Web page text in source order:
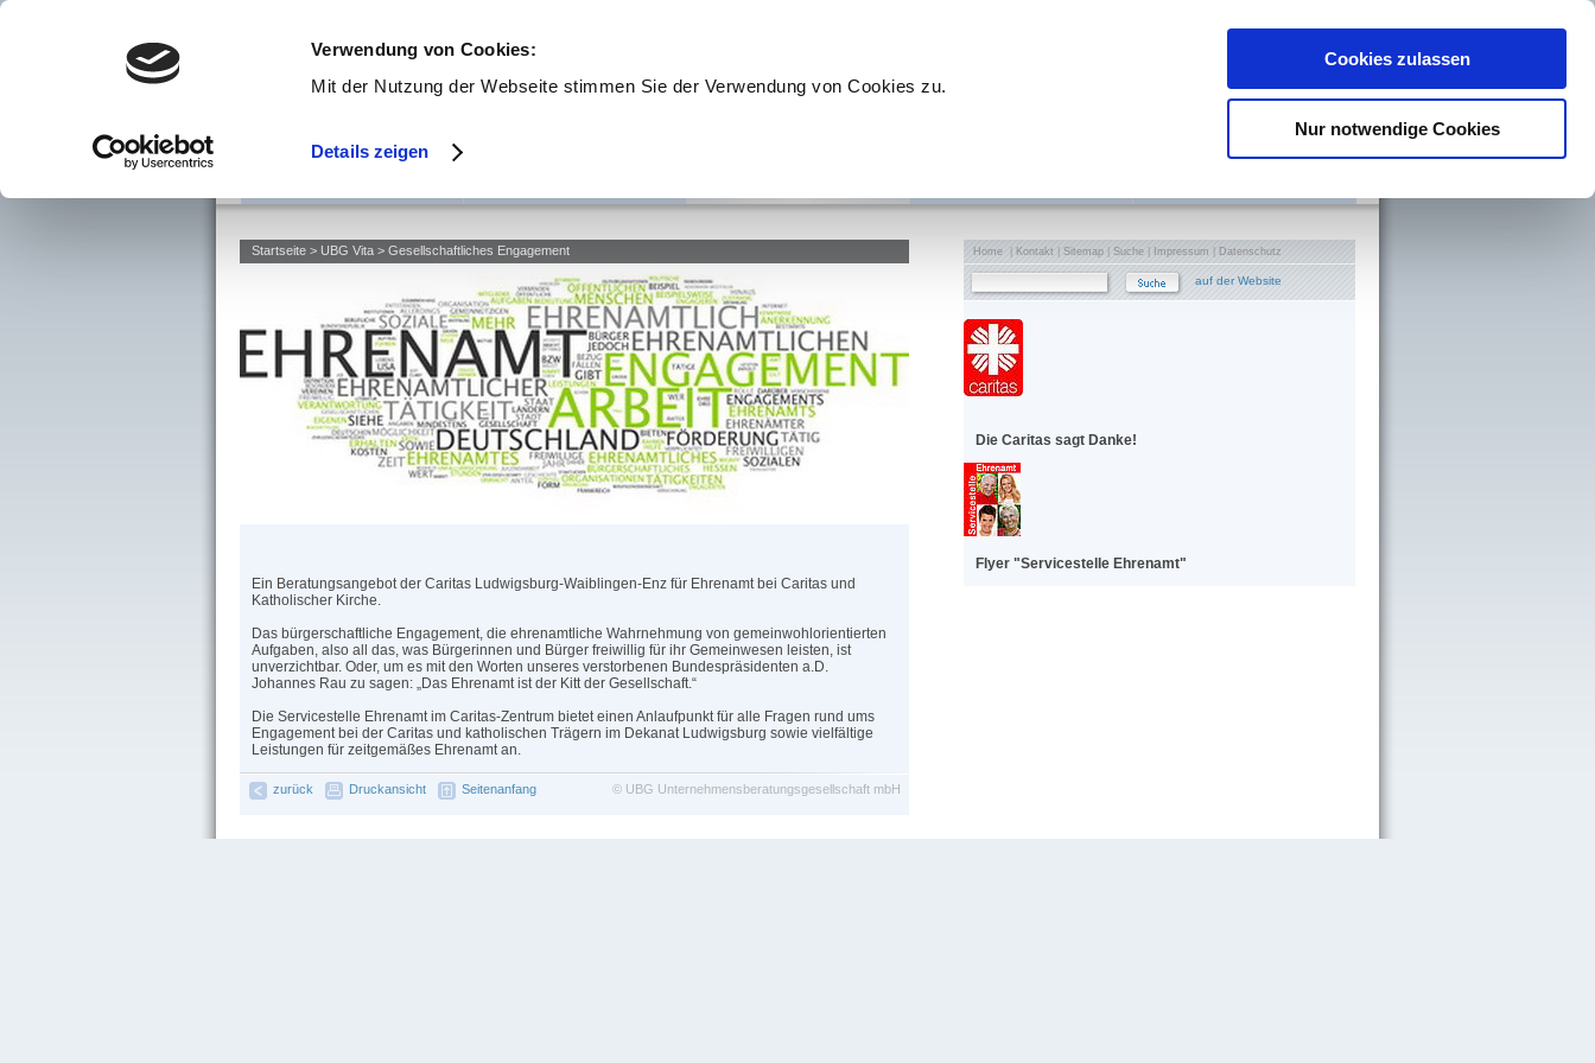
Verwendung von Cookies:
Mit der Nutzung der Webseite stimmen Sie der Verwendung von Cookies zu.
Details zeigen
Cookies zulassen
Nur notwendige Cookies
Startseite> UBG Vita> Gesellschaftliches Engagement
Ein Beratungsangebot der Caritas Ludwigsburg-Waiblingen-Enz für Ehrenamt bei Caritas und
Katholischer Kirche.
Das bürgerschaftliche Engagement, die ehrenamtliche Wahrnehmung von gemeinwohlorientierten
Aufgaben, also all das, was Bürgerinnen und Bürger freiwillig für ihr Gemeinwesen leisten, ist
unverzichtbar. Oder, um es mit den Worten unseres verstorbenen Bundespräsidenten a.D.
Johannes Rau zu sagen: „Das Ehrenamt ist der Kitt der Gesellschaft.“
Die Servicestelle Ehrenamt im Caritas-Zentrum bietet einen Anlaufpunkt für alle Fragen rund ums
Engagement bei der Caritas und katholischen Trägern im Dekanat Ludwigsburg sowie vielfältige
Leistungen für zeitgemäßes Ehrenamt an.
© UBG Unternehmensberatungsgesellschaft mbH
zurück Druckansicht Seitenanfang
Home Kontakt Sitemap| Suche| Impressum Datenschutz
auf der Website
Die Caritas sagt Danke!
Flyer "Servicestelle Ehrenamt"